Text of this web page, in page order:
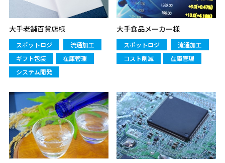
大手老舗百貨店様
スポットロジ
流通加工
ギフト包装
在庫管理
システム開発
大手食品メーカー様
スポットロジ
流通加工
コスト削減
在庫管理